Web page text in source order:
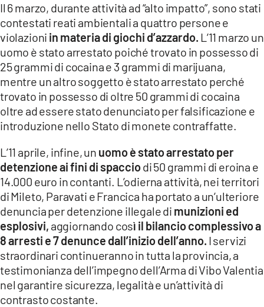
Il 6 marzo, durante attività ad “alto impatto”, sono stati
contestati reati ambientali a quattro persone e
violazioni in materia di giochi d’azzardo. L’11 marzo un
uomo è stato arrestato poiché trovato in possesso di
25 grammi di cocaina e 3 grammi di marijuana,
mentre un altro soggetto è stato arrestato perché
trovato in possesso di oltre 50 grammi di cocaina
oltre ad essere stato denunciato per falsificazione e
introduzione nello Stato di monete contraffatte.
L’11 aprile, infine, un uomo è stato arrestato per
detenzione ai fini di spacciodi 50 grammi di eroina e
14.000 euro in contanti. L’odierna attività, nei territori
di Mileto, Paravati e Francica ha portato a un’ulteriore
denuncia per detenzione illegale di munizioni ed
esplosivi, aggiornando così il bilancio complessivo a
8 arresti e 7 denunce dall’inizio dell’anno. I servizi
straordinari continueranno in tutta la provincia, a
testimonianza dell’impegno dell’Arma di Vibo Valentia
nel garantire sicurezza, legalità e un’attività di
contrasto costante.